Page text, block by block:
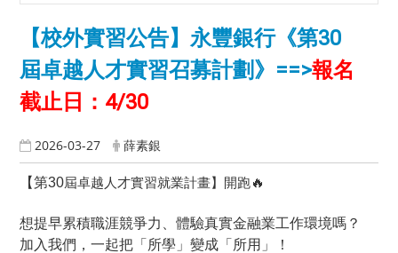
【校外實習公告】永豐銀行《第30
屆卓越人才實習召募計劃》==>報名
截止日：4/30
2026-03-27 薛素銀
【第30屆卓越人才實習就業計畫】開跑🔥
想提早累積職涯競爭力、體驗真實金融業工作環境嗎？
加入我們，一起把「所學」變成「所用」！